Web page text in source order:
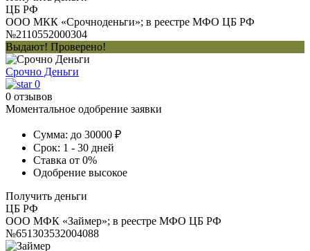
ЦБ РФ
ООО МКК «Срочноденьги»; в реестре МФО ЦБ РФ
№2110552000304
Выдают! Проверено!
Срочно Деньги
0
0 отзывов
Моментальное одобрение заявки
Сумма: до 30000 ₽
Срок: 1 - 30 дней
Ставка от 0%
Одобрение высокое
Получить деньги
ЦБ РФ
ООО МФК «Займер»; в реестре МФО ЦБ РФ
№651303532004088